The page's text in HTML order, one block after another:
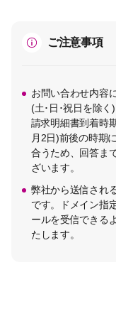
ご注意事項
お問い合わせ内容
(土･日･祝日を除く)
請求明細書到着時
月2日)前後の時期
合うため、回答ま
ざいます。
弊社から送信され
です。ドメイン指
ールを受信できる
たします。